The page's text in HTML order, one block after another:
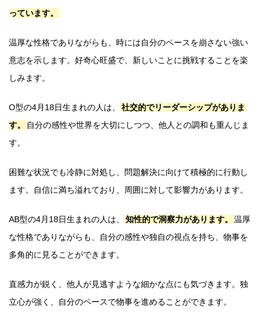
っています。
温厚な性格でありながらも、時には自分のペースを崩さない強い
意志を示します。好奇心旺盛で、新しいことに挑戦することを楽
しみます。
O型の4月18日生まれの人は、
社交的でリーダーシップがありま
す。
自分の感性や世界を大切にしつつ、他人との調和も重んじま
す。
困難な状況でも冷静に対処し、問題解決に向けて積極的に行動し
ます。自信に満ち溢れており、周囲に対して影響力があります。
AB型の4月18日生まれの人は、 知性的で洞察力があります。
温厚
な性格でありながらも、自分の感性や独自の視点を持ち、物事を
多角的に見ることができます。
直感力が鋭く、他人が見逃すような細かな点にも気づきます。独
立心が強く、自分のペースで物事を進めることができます。